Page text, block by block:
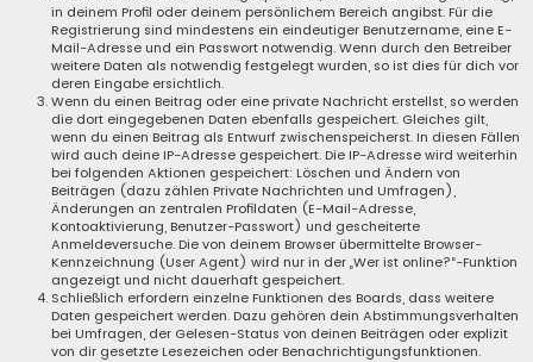
in deinem Profil oder deinem persönlichem Bereich angibst. Für die
Registrierung sind mindestens ein eindeutiger Benutzername, eine E-
Mail-Adresse und ein Passwort notwendig. Wenn durch den Betreiber
weitere Daten als notwendig festgelegt wurden, so ist dies für dich vor
deren Eingabe ersichtlich.
Wenn du einen Beitrag oder eine private Nachricht erstellst, so werden
die dort eingegebenen Daten ebenfalls gespeichert. Gleiches gilt,
wenn du einen Beitrag als Entwurf zwischenspeicherst. In diesen Fällen
wird auch deine IP-Adresse gespeichert. Die IP-Adresse wird weiterhin
bei folgenden Aktionen gespeichert: Löschen und Ändern von
Beiträgen (dazu zählen Private Nachrichten und Umfragen),
Änderungen an zentralen Profildaten (E-Mail-Adresse,
Kontoaktivierung, Benutzer-Passwort) und gescheiterte
Anmeldeversuche. Die von deinem Browser übermittelte Browser-
Kennzeichnung (User Agent) wird nur in der „Wer ist online?“-Funktion
angezeigt und nicht dauerhaft gespeichert.
Schließlich erfordern einzelne Funktionen des Boards, dass weitere
Daten gespeichert werden. Dazu gehören dein Abstimmungsverhalten
bei Umfragen, der Gelesen-Status von deinen Beiträgen oder explizit
von dir gesetzte Lesezeichen oder Benachrichtigungsfunktionen.